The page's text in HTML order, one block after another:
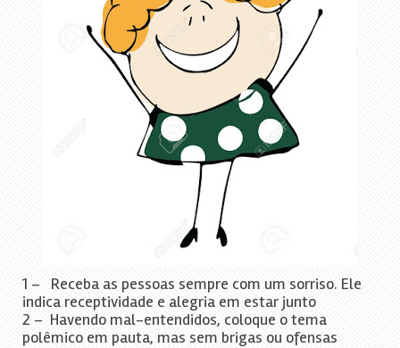
1 – Receba as pessoas sempre com um sorriso. Ele
indica receptividade e alegria em estar junto
2 – Havendo mal-entendidos, coloque o tema
polêmico em pauta, mas sem brigas ou ofensas